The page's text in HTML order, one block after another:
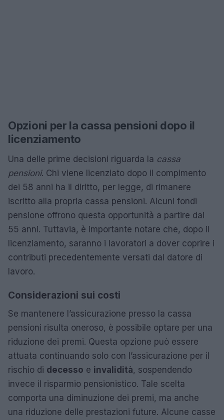
Opzioni per la cassa pensioni dopo il
licenziamento
Una delle prime decisioni riguarda la cassa
pensioni. Chi viene licenziato dopo il compimento
dei 58 anni ha il diritto, per legge, di rimanere
iscritto alla propria cassa pensioni. Alcuni fondi
pensione offrono questa opportunità a partire dai
55 anni. Tuttavia, è importante notare che, dopo il
licenziamento, saranno i lavoratori a dover coprire i
contributi precedentemente versati dal datore di
lavoro.
Considerazioni sui costi
Se mantenere l’assicurazione presso la cassa
pensioni risulta oneroso, è possibile optare per una
riduzione dei premi. Questa opzione può essere
attuata continuando solo con l’assicurazione per il
rischio di decesso e invalidità, sospendendo
invece il risparmio pensionistico. Tale scelta
comporta una diminuzione dei premi, ma anche
una riduzione delle prestazioni future. Alcune casse